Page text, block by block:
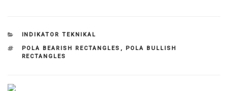
CATEGORIES
INDIKATOR TEKNIKAL
TAGS
POLA BEARISH RECTANGLES , POLA BULLISH
RECTANGLES